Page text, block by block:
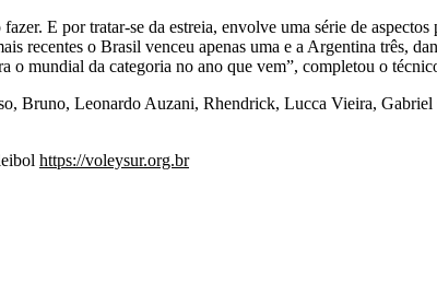
E por tratar-se da estreia, envolve uma série de
recentes o Brasil venceu apenas uma e a Argentina três,
o mundial da categoria no ano que vem”, completou o
Bruno, Leonardo Auzani, Rhendrick, Lucca Vieira,
https://voleysur.org.br